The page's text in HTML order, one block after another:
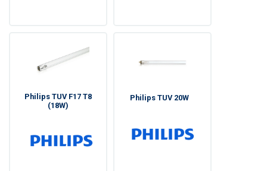
Philips TUV F17 T8
(18W)
Philips TUV 20W